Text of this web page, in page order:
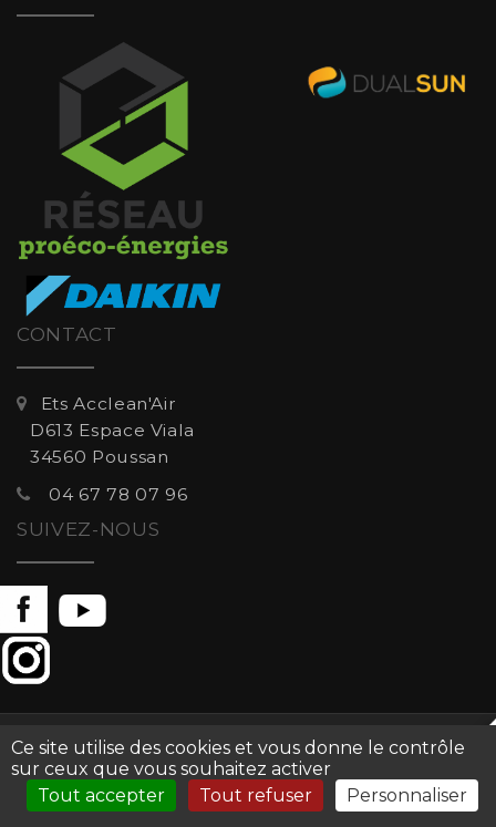
CONTACT
Ets Acclean'Air
D613 Espace Viala
34560 Poussan
04 67 78 07 96
SUIVEZ-NOUS
Mentions légales-Gestion des cookies-
Communauté Web-Copyright © 2026 - Réseau
proéco-énergie
Ce site utilise des cookies et vous donne le contrôle
sur ceux que vous souhaitez activer
Tout accepter
Tout refuser Personnaliser